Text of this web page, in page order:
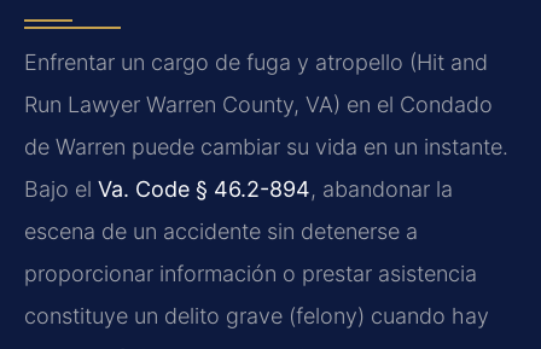
Enfrentar un cargo de fuga y atropello (Hit and
Run Lawyer Warren County, VA) en el Condado
de Warren puede cambiar su vida en un instante.
Bajo el Va. Code § 46.2-894, abandonar la
escena de un accidente sin detenerse a
proporcionar información o prestar asistencia
constituye un delito grave (felony) cuando hay